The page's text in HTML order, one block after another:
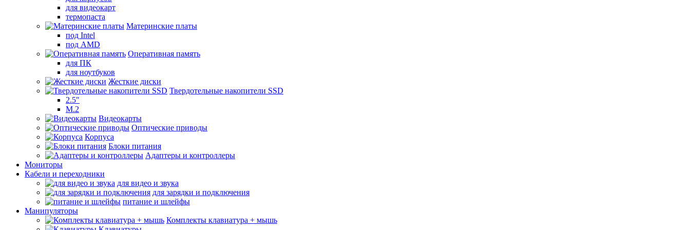
для видеокарт
термопаста
Материнские платы
под Intel
под AMD
Оперативная память
для ПК
для ноутбуков
Жесткие диски
Твердотельные накопители SSD
2.5"
M.2
Видеокарты
Оптические приводы
Корпуса
Блоки питания
Адаптеры и контроллеры
Мониторы
Кабели и переходники
для видео и звука
для зарядки и подключения
питание и шлейфы
Манипуляторы
Комплекты клавиатура + мышь